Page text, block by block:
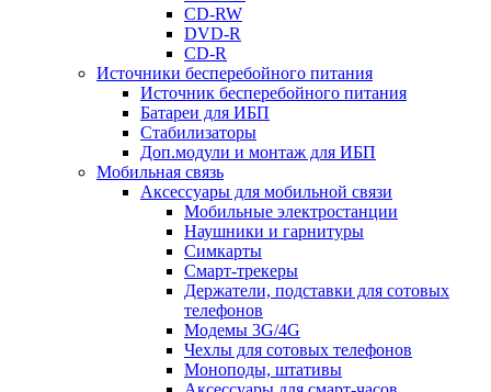
CD-RW
DVD-R
CD-R
Источники бесперебойного питания
Источник бесперебойного питания
Батареи для ИБП
Стабилизаторы
Доп.модули и монтаж для ИБП
Мобильная связь
Аксессуары для мобильной связи
Мобильные электростанции
Наушники и гарнитуры
Симкарты
Смарт-трекеры
Держатели, подставки для сотовых
телефонов
Модемы 3G/4G
Чехлы для сотовых телефонов
Моноподы, штативы